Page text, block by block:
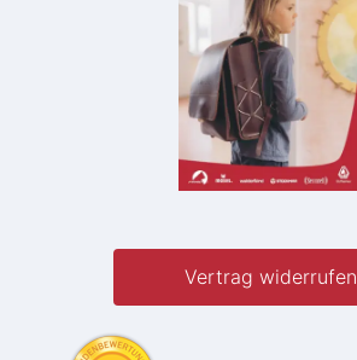
Vertrag widerrufen